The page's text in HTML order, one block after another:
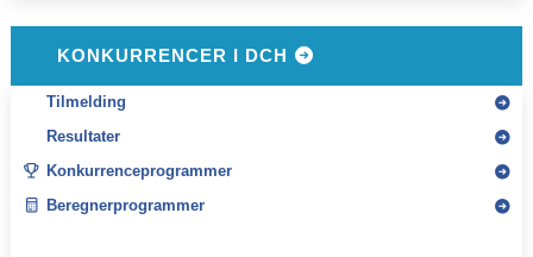
KONKURRENCER I DCH
Tilmelding
Resultater
Konkurrenceprogrammer
Beregnerprogrammer